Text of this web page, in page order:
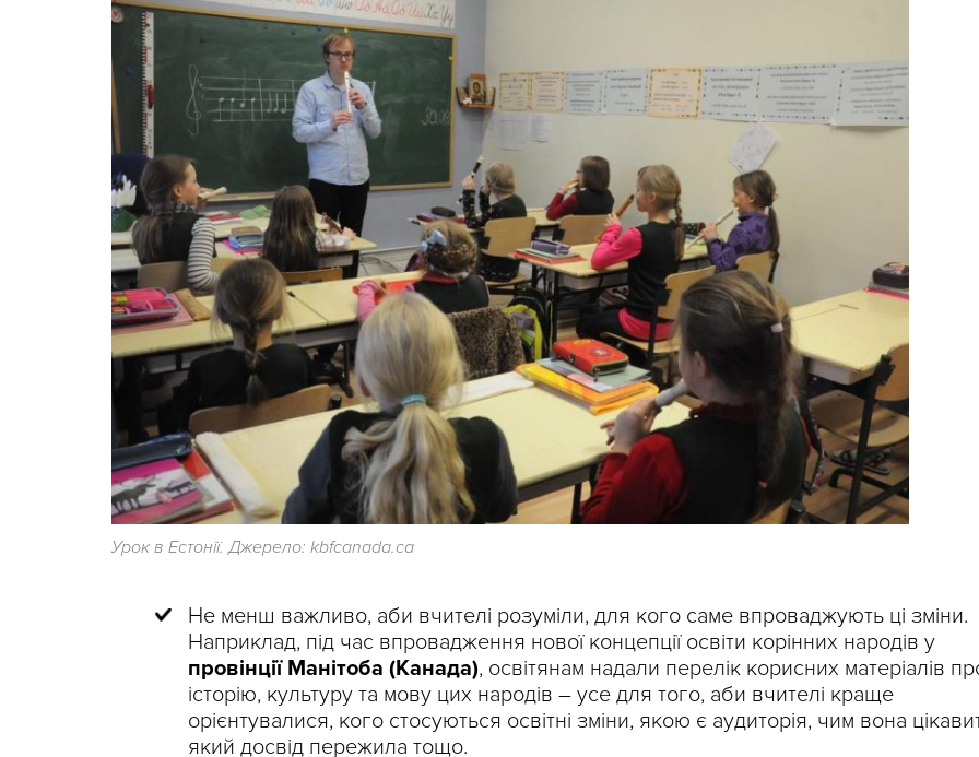
Урок в Естонії. Джерело: kbfcanada.ca
Не менш важливо, аби вчителі розуміли, для кого саме впроваджують ці зміни.
Наприклад, під час впровадження нової концепції освіти корінних народів у
провінції Манітоба (Канада), освітянам надали перелік корисних матеріалів
історію, культуру та мову цих народів – усе для того, аби вчителі краще
орієнтувалися, кого стосуються освітні зміни, якою є аудиторія, чим вона
який досвід пережила тощо.